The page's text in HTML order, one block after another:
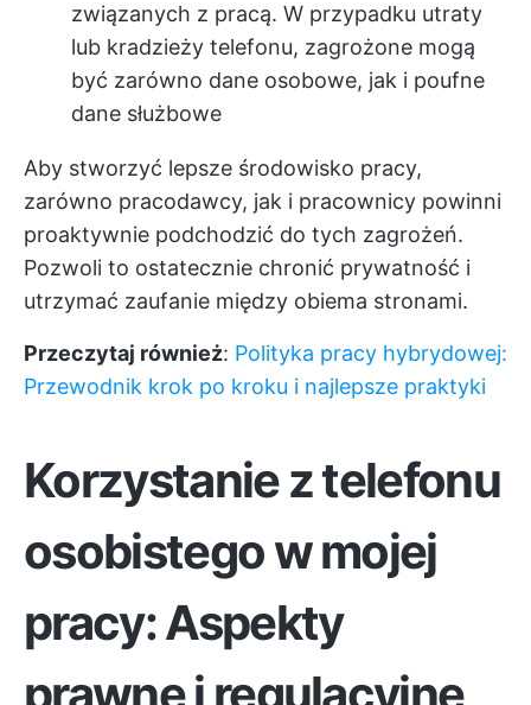
związanych z pracą. W przypadku utraty
lub kradzieży telefonu, zagrożone mogą
być zarówno dane osobowe, jak i poufne
dane służbowe
Aby stworzyć lepsze środowisko pracy,
zarówno pracodawcy, jak i pracownicy powinni
proaktywnie podchodzić do tych zagrożeń.
Pozwoli to ostatecznie chronić prywatność i
utrzymać zaufanie między obiema stronami.
Przeczytaj również: Polityka pracy hybrydowej:
Przewodnik krok po kroku i najlepsze praktyki
Korzystanie z telefonu
osobistego w mojej
pracy: Aspekty